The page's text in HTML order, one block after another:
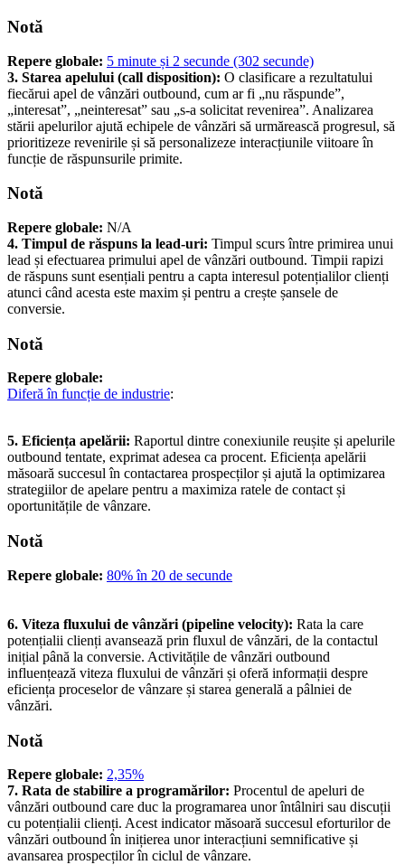
Notă
Repere globale: 5 minute și 2 secunde (302 secunde)
3. Starea apelului (call disposition): O clasificare a rezultatului
fiecărui apel de vânzări outbound, cum ar fi „nu răspunde”,
„interesat”, „neinteresat” sau „s-a solicitat revenirea”. Analizarea
stării apelurilor ajută echipele de vânzări să urmărească progresul, să
prioritizeze revenirile și să personalizeze interacțiunile viitoare în
funcție de răspunsurile primite.
Notă
Repere globale: N/A
4. Timpul de răspuns la lead-uri: Timpul scurs între primirea unui
lead și efectuarea primului apel de vânzări outbound. Timpii rapizi
de răspuns sunt esențiali pentru a capta interesul potențialilor clienți
atunci când acesta este maxim și pentru a crește șansele de
conversie.
Notă
Repere globale:
Diferă în funcție de industrie:
5. Eficiența apelării: Raportul dintre conexiunile reușite și apelurile
outbound tentate, exprimat adesea ca procent. Eficiența apelării
măsoară succesul în contactarea prospecților și ajută la optimizarea
strategiilor de apelare pentru a maximiza ratele de contact și
oportunitățile de vânzare.
Notă
Repere globale: 80% în 20 de secunde
6. Viteza fluxului de vânzări (pipeline velocity): Rata la care
potențialii clienți avansează prin fluxul de vânzări, de la contactul
inițial până la conversie. Activitățile de vânzări outbound
influențează viteza fluxului de vânzări și oferă informații despre
eficiența proceselor de vânzare și starea generală a pâlniei de
vânzări.
Notă
Repere globale: 2,35%
7. Rata de stabilire a programărilor: Procentul de apeluri de
vânzări outbound care duc la programarea unor întâlniri sau discuții
cu potențialii clienți. Acest indicator măsoară succesul eforturilor de
vânzări outbound în inițierea unor interacțiuni semnificative și
avansarea prospecților în ciclul de vânzare.